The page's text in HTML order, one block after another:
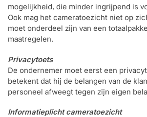
mogelijkheid, die minder ingrijpend is
Ook mag het cameratoezicht niet op
moet onderdeel zijn van een
maatregelen.
Privacytoets
De ondernemer moet eerst een
betekent dat hij de belangen van de
personeel afweegt tegen zijn eigen
Informatieplicht cameratoezicht